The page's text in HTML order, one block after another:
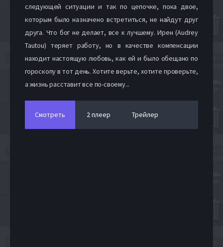
следующей ситуации и так по цепочке, пока двое,
которым было назначено встретиться, не найдут друг
друга. Что бог не делает, все к лучшему. Ирен (Audrey
Tautou) теряет работу, но в качестве компенсации
находит настоящую любовь, как ей и было обещано по
гороскопу в тот день. Хотите верьте, хотите проверьте,
а жизнь расставит все по-своему...
Смотреть 2 плеер Трейлер